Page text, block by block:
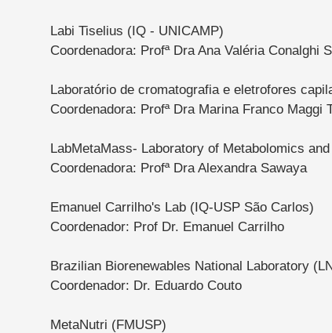
Labi Tiselius (IQ - UNICAMP)
Coordenadora: ProfªDra Ana Valéria Conalghi
Laboratório de cromatografia e eletrofores
Coordenadora: Profª Dra Marina Franco Maggi
LabMetaMass- Laboratory of Metabolomics
Coordenadora: Profª Dra Alexandra Sawaya
Emanuel Carrilho's Lab (IQ-USP São Carlos)
Coordenador: Prof Dr. Emanuel Carrilho
Brazilian Biorenewables National Laboratory
Coordenador: Dr. Eduardo Couto
MetaNutri (FMUSP)